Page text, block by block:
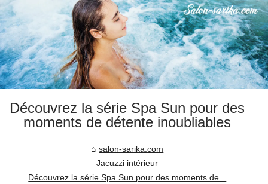
Découvrez la série Spa Sun pour des
moments de détente inoubliables
salon-sarika.com
Jacuzzi intérieur
Découvrez la série Spa Sun pour des moments de...